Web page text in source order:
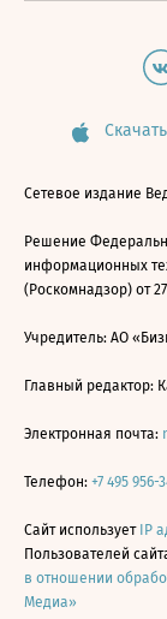
Сетевое издание
Решение
информационных
(Роскомнадзор) от
Учредитель: АО
Главный редактор:
Электронная почта:
Телефон: +7 495 956-
Сайт использует IP
Пользователей
в отношении
Медиа»